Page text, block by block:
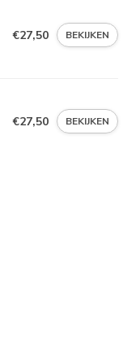
€27,50 BEKIJKEN
€27,50 BEKIJKEN